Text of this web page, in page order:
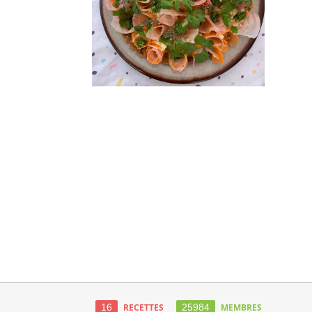
16 RECETTES 25984 MEMBRES